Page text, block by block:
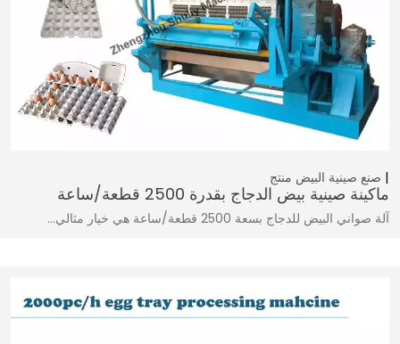
صنع صينية البيض منتج
ماكينة صينية بيض الدجاج بقدرة 2500 قطعة/ساعة
آلة صواني البيض للدجاج بسعة 2500 قطعة/ساعة هي خيار مثالي…